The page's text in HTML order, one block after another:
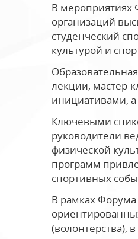
В мероприятиях
организаций
студенческий
культурой и
лекции, мастер-
инициативами, а
Ключевыми
руководители
физической
программ
спортивных
В рамках Форума
(волонтерства),